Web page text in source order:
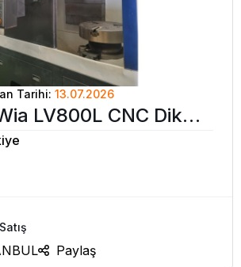
Tarihi: 13.07.2026
LV800L CNC Dik
2014
Paylaş